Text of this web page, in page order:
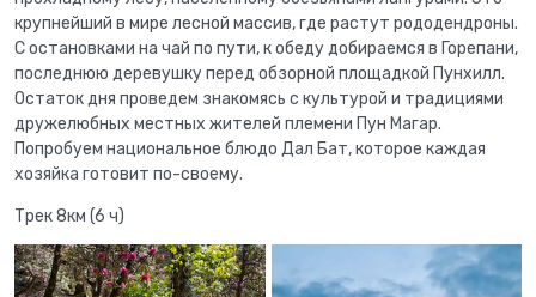
крупнейший в мире лесной массив, где растут рододендроны.
С остановками на чай по пути, к обеду добираемся в Горепани,
последнюю деревушку перед обзорной площадкой Пунхилл.
Остаток дня проведем знакомясь с культурой и традициями
дружелюбных местных жителей племени Пун Магар.
Попробуем национальное блюдо Дал Бат, которое каждая
хозяйка готовит по-своему.
Трек 8км (6 ч)